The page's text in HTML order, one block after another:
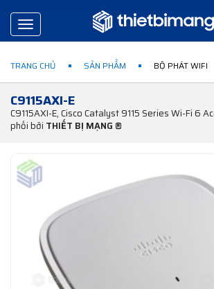
Toggle
navigation
TRANG CHỦ SẢN PHẨM BỘ PHÁT WIFI
C9115AXI-E
C9115AXI-E, Cisco Catalyst 9115 Series Wi-Fi 6
phối bởi THIẾT BỊ MẠNG ®